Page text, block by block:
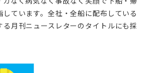
しています。全社・全船に配布している
る月刊ニュースレターのタイトルにも採